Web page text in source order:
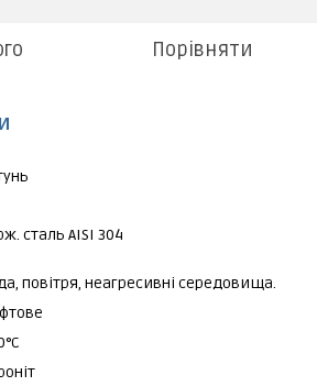
Порівняти
сталь AISI 304
повітря, неагресивні середовища.